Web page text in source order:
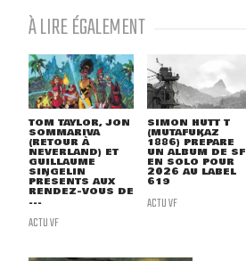
À LIRE ÉGALEMENT
TOM TAYLOR, JON
SOMMARIVA
(RETOUR À
NEVERLAND) ET
GUILLAUME
SINGELIN
PRÉSENTS AUX
RENDEZ-VOUS DE
...
ACTU VF
SIMON HUTT T
(MUTAFUKAZ
1886) PRÉPARE
UN ALBUM DE SF
EN SOLO POUR
2026 AU LABEL
619
ACTU VF